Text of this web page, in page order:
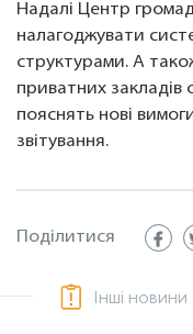
Надалі Центр
налагоджувати
структурами. А
приватних закладів
пояснять нові
звітування.
Поділитися
Інші новини